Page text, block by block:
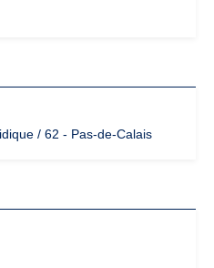
/ 62 - Pas-de-Calais